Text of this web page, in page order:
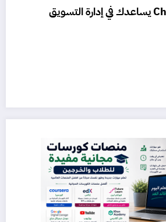
كيف تجعل ChatGPT يساعدك في إدارة التسويق